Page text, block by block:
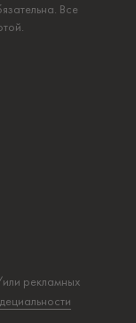
Все
рекламных